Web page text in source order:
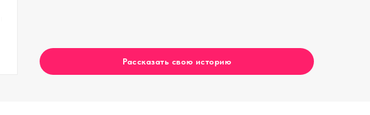
Рассказать свою историю